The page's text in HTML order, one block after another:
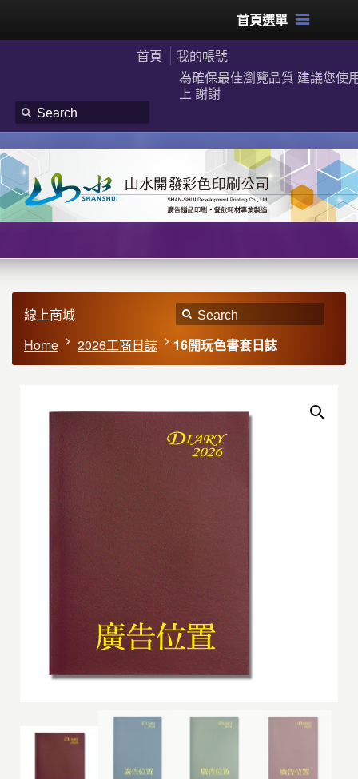
首頁選單
首頁
我的帳號
為確保最佳瀏覽品質 建議您使
上 謝謝
線上商城
Home
2026工商日誌 16開玩色書套日誌